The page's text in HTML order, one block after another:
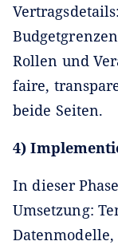
Rollen und
faire,
beide Seiten.
4)
In dieser
Umsetzung:
Datenmodelle,